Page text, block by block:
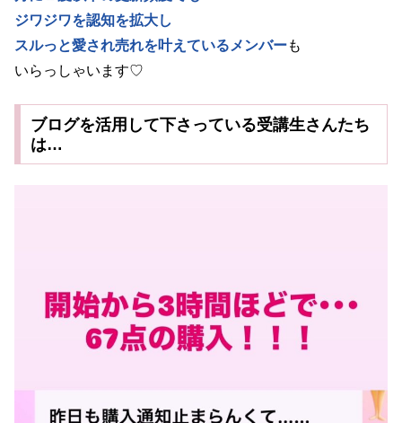
ジワジワを認知を拡大し
スルっと愛され売れを叶えているメンバーも
いらっしゃいます♡
ブログを活用して下さっている受講生さんたち
は…